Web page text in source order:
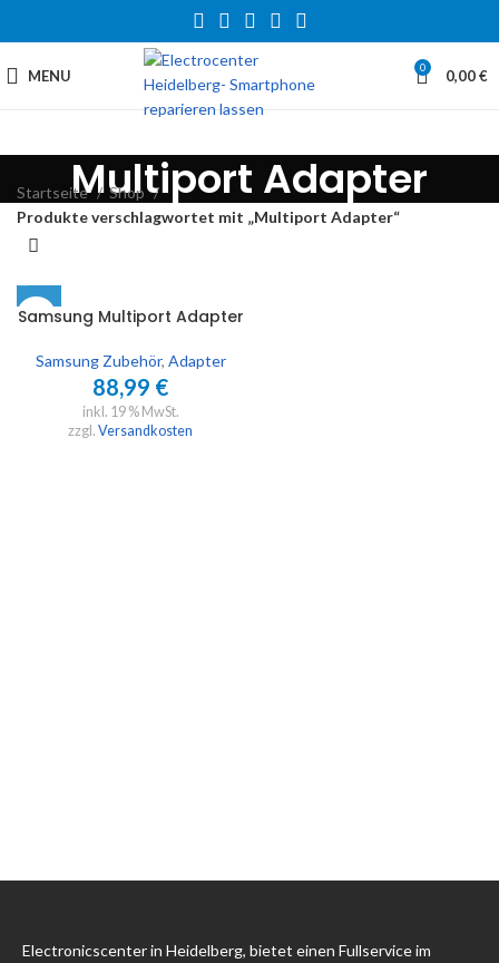
MENU 0 0,00€
Multiport Adapter
Startseite
Shop
Produkte verschlagwortet mit „Multiport Adapter“
Samsung Multiport Adapter
Samsung Zubehör, Adapter
88,99 €
inkl. 19 % MwSt.
zzgl. Versandkosten
Electronicscenter in Heidelberg, bietet einen Fullservice im